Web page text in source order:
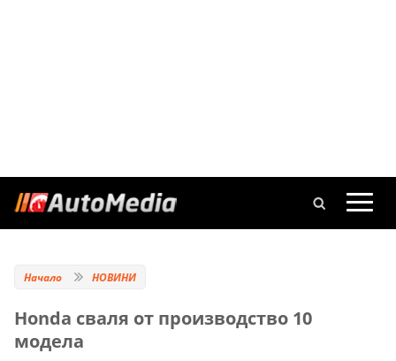
Начало НОВИНИ
Honda сваля от производство 10
модела